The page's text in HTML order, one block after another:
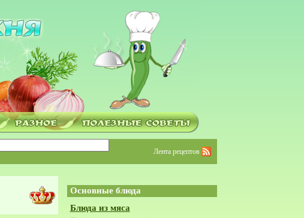
Лента рецептов
Основные блюда
Блюда из мяса